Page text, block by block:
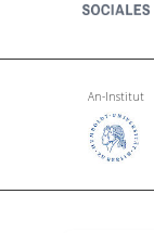
An-Institut